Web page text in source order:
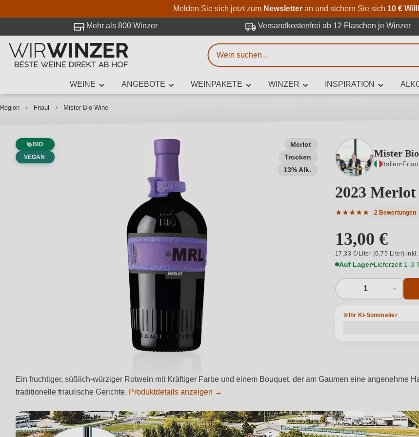
Zum Hauptinhalt
Zur Suche springen
Zur Hauptnavigation
Melden Sie sich jetzt zum Newsletteran und sichern Sie sich 10 €
Mehr als 800 Winzer Versandkostenfrei ab 12 Flaschen je Winzer
WEINE ANGEBOTE WEINPAKETE WINZER INSPIRATION
Region Friaul Mister Bio Wine
Merlot
Trocken
13% Alk.
BIO
VEGAN
Mister
Italien Friaul
2023
★★★★★
Durchschnittliche
2 Bewertungen
13,00 €
17,33 €/Liter (0,75 Liter)
Auf Lager Lieferzeit 1-3
1
Ihr KI-Sommelier
Ein fruchtiger, süßlich-würziger Rotwein mit Kräftiger Farbe und einem Bouquet, der am Gaumen eine angenehme
traditionelle friaulische Gerichte. Produktdetails anzeigen →
Weinsuche
Mindestens 3 Zeichen eingeben
Beschreiben Sie, welchen Wein Sie suchen – ob nach Geschmack,
Rebsorte, Region, Winzer oder anderen Kriterien.
bei WirWinzer.